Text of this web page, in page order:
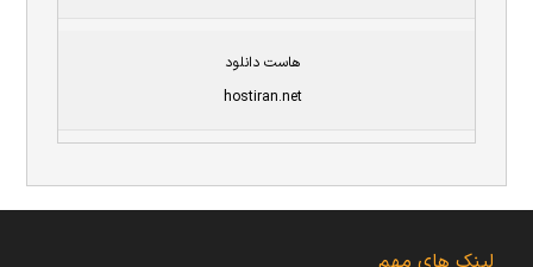
هاست دانلود
hostiran.net